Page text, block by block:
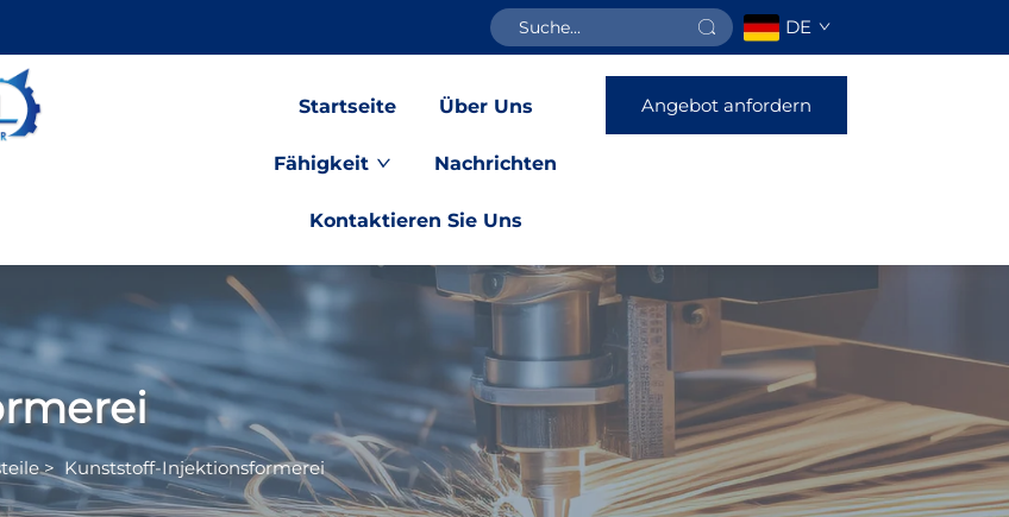
DE
Startseite Über Uns
Fähigkeit Nachrichten
Kontaktieren Sie Uns
Angebot anfordern
> Kunststoff-Injektionsformerei